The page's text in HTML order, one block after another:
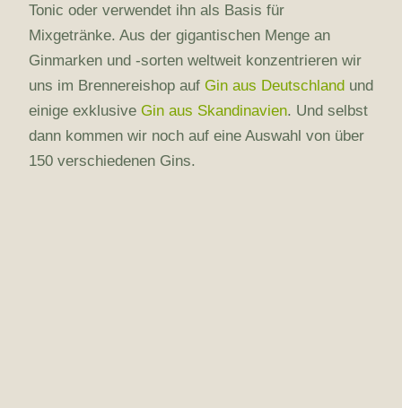
Tonic oder verwendet ihn als Basis für
Mixgetränke. Aus der gigantischen Menge an
Ginmarken und -sorten weltweit konzentrieren wir
uns im Brennereishop auf Gin aus Deutschlandund
einige exklusive Gin aus Skandinavien. Und selbst
dann kommen wir noch auf eine Auswahl von über
150 verschiedenen Gins.